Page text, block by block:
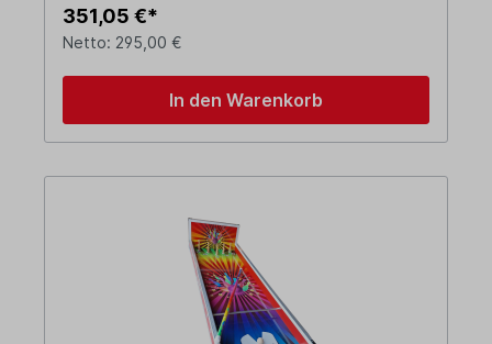
351,05 €*
Netto: 295,00 €
In den Warenkorb